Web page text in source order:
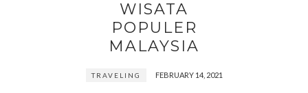
WISATA
POPULER
MALAYSIA
TRAVELING FEBRUARY 14, 2021